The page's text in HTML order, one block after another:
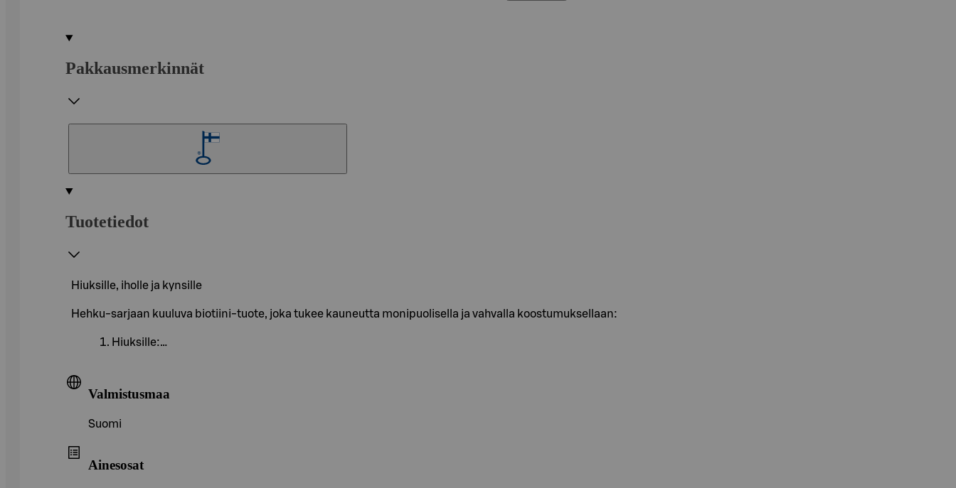
Pakkausmerkinnät
Tuotetiedot
Hiuksille, iholle ja kynsille
Hehku-sarjaan kuuluva biotiini-tuote, joka tukee kauneutta monipuolisella ja vahvalla koostumuksellaan:
Hiuksille:…
Valmistusmaa
Suomi
Ainesosat